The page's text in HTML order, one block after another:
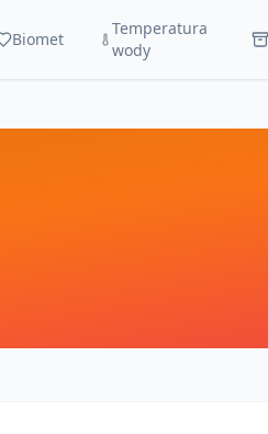
Biomet
Temperatura
wody